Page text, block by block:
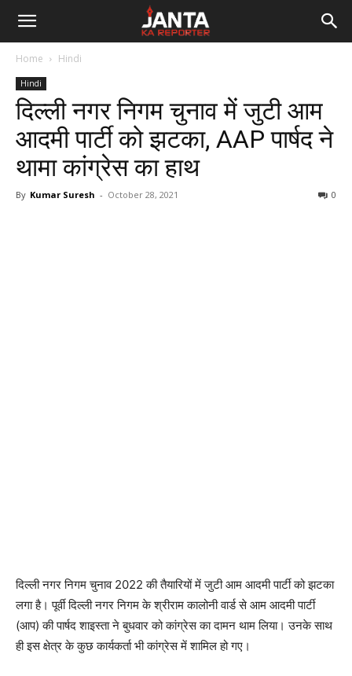
Janta
Reporter
Home Hindi
Hindi
दिल्ली नगर निगम चुनाव में जुटी आम
आदमी पार्टी को झटका, AAP पार्षद ने
थामा कांग्रेस का हाथ
By Kumar Suresh - October 28, 2021 0
दिल्ली नगर निगम चुनाव 2022 की तैयारियों में जुटी आम आदमी पार्टी को झटका
लगा है। पूर्वी दिल्ली नगर निगम के श्रीराम कालोनी वार्ड से आम आदमी पार्टी
(आप) की पार्षद शाइस्ता ने बुधवार को कांग्रेस का दामन थाम लिया। उनके साथ
ही इस क्षेत्र के कुछ कार्यकर्ता भी कांग्रेस में शामिल हो गए।